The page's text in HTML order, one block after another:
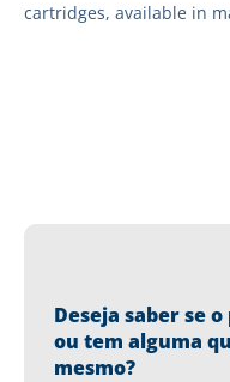
cartridges, available in
Deseja saber se
ou tem alguma
mesmo?